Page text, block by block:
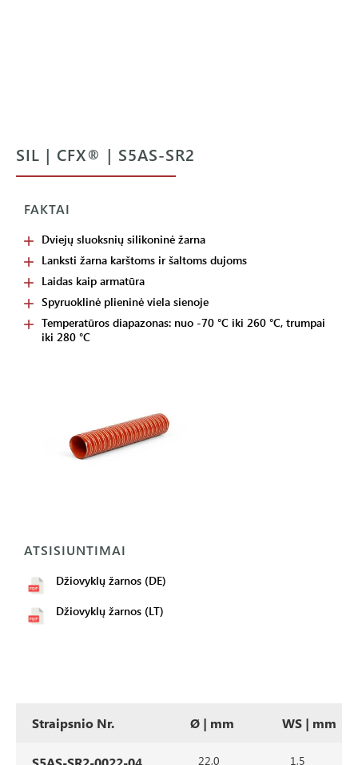
SIL | CFX® | S5AS-SR2
FAKTAI
Dviejų sluoksnių silikoninė žarna
Lanksti žarna karštoms ir šaltoms dujoms
Laidas kaip armatūra
Spyruoklinė plieninė viela sienoje
Temperatūros diapazonas: nuo -70 °C iki 260 °C, trumpai
iki 280 °C
ATSISIUNTIMAI
Džiovyklų žarnos (DE)
Džiovyklų žarnos (LT)
Straipsnio Nr. Ø | mm WS | mm
22,0 1,5